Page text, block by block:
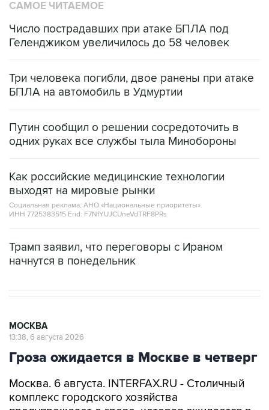
САМОЕ ЧИТАЕМОЕ
Число пострадавших при атаке БПЛА под
Геленджиком увеличилось до 58 человек
Три человека погибли, двое ранены при атаке
БПЛА на автомобиль в Удмуртии
Путин сообщил о решении сосредоточить в
одних руках все службы тыла Минобороны
Как российские медицинские технологии
выходят на мировые рынки
Социальная реклама, АНО «Национальные приоритеты».
ИНН 7725383515 Erid: F7NfYUJCUneVdTRF8PRs
Трамп заявил, что переговоры с Ираном
начнутся в понедельник
МОСКВА
13:38, 6 августа 2026
Гроза ожидается в Москве в четверг
Москва. 6 августа. INTERFAX.RU - Столичный
комплекс городского хозяйства